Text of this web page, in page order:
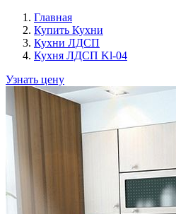
Главная
Купить Кухни
Кухни ЛДСП
Кухня ЛДСП Kl-04
Узнать цену